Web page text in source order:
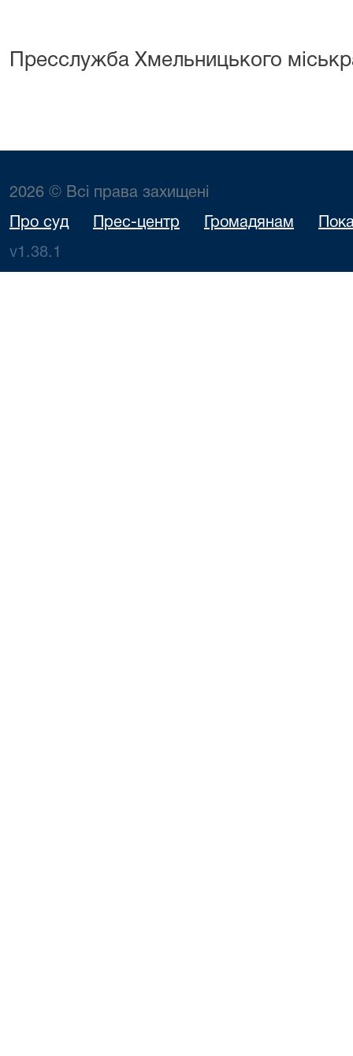
Пресслужба Хмельницького
2026 © Всі права захищені
Про суд Прес-центр Громадянам
v1.38.1